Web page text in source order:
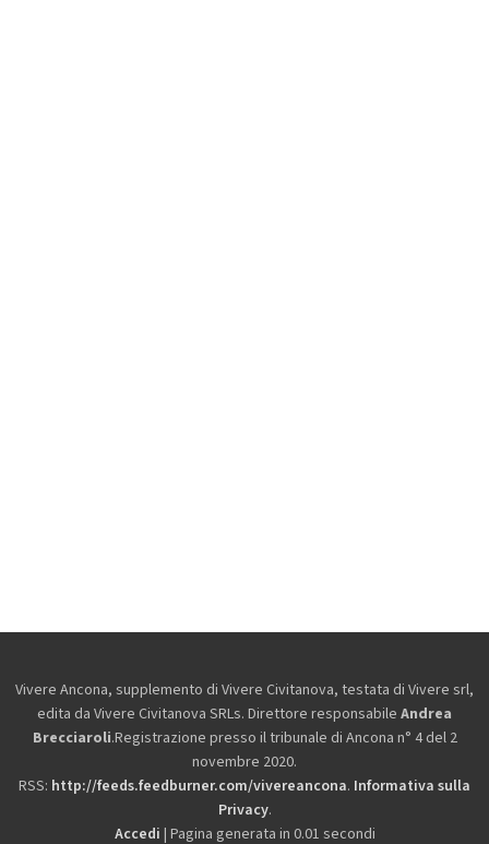
Vivere Ancona, supplemento di Vivere Civitanova, testata di Vivere srl,
edita da Vivere Civitanova SRLs. Direttore responsabile Andrea
Brecciaroli.Registrazione presso il tribunale di Ancona n° 4 del 2
novembre 2020.
RSS: http://feeds.feedburner.com/vivereancona. Informativa sulla
Privacy.
Accedi | Pagina generata in 0.01 secondi